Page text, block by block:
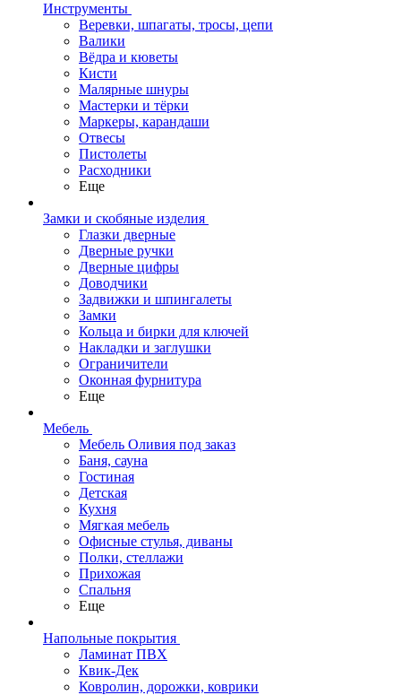
Инструменты
Веревки, шпагаты, тросы, цепи
Валики
Вёдра и кюветы
Кисти
Малярные шнуры
Мастерки и тёрки
Маркеры, карандаши
Отвесы
Пистолеты
Расходники
Еще
Замки и скобяные изделия
Глазки дверные
Дверные ручки
Дверные цифры
Доводчики
Задвижки и шпингалеты
Замки
Кольца и бирки для ключей
Накладки и заглушки
Ограничители
Оконная фурнитура
Еще
Мебель
Мебель Оливия под заказ
Баня, сауна
Гостиная
Детская
Кухня
Мягкая мебель
Офисные стулья, диваны
Полки, стеллажи
Прихожая
Спальня
Еще
Напольные покрытия
Ламинат ПВХ
Квик-Дек
Ковролин, дорожки, коврики